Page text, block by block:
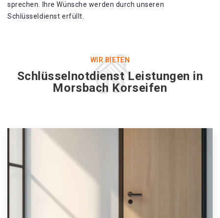
sprechen. Ihre Wünsche werden durch unseren
Schlüsseldienst erfüllt.
WIR BIETEN
Schlüsselnotdienst Leistungen in
Morsbach Korseifen